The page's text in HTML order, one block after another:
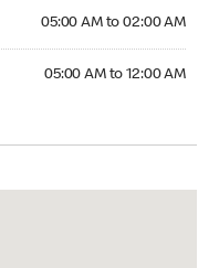
05:00 AM to 02:00 AM
05:00 AM to 12:00 AM